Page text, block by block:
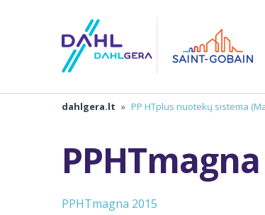
dahlgera.lt » PP HTplus nuotekų sistema
PPHTmagna 2015